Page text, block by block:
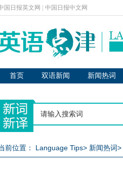
国日报英文网 中国日报中文网
首页 双语新闻 新闻热词
前位置： Language Tips> 新闻热词>